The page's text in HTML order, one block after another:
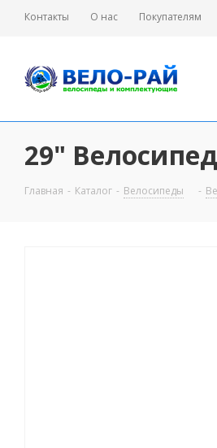
Контакты О нас Покупателям
29"
Главная - Каталог - Велосипеды -